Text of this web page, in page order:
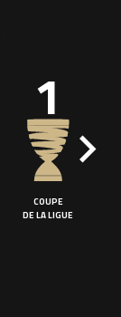
1
COUPE
DE LA LIGUE